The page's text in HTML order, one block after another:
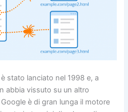
stato lanciato nel 1998 e, a
abbia vissuto su un altro
è di gran lunga il motore